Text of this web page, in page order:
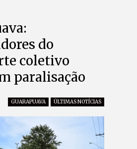
do
coletivo
paralisação
GUARAPUAVA ÚLTIMAS NOTÍCIAS